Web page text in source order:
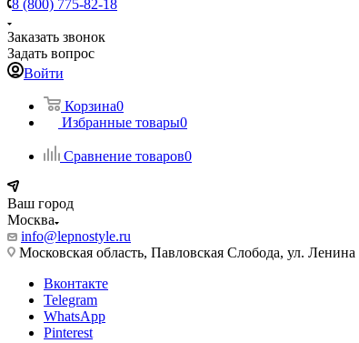
8 (800) 775-82-18
Заказать звонок
Задать вопрос
Войти
Корзина0
Избранные товары0
Сравнение товаров0
Ваш город
Москва
info@lepnostyle.ru
Московская область, Павловская Слобода, ул.
Вконтакте
Telegram
WhatsApp
Pinterest